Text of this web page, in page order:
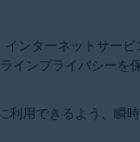
ンターネットサー
ラインプライバシーを
利用できるよう、瞬時